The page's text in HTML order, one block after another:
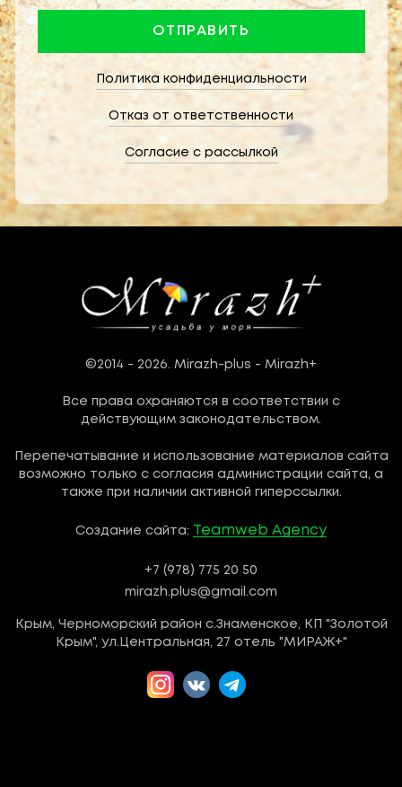
Политика конфиденциальности
Отказ от ответственности
Согласие с рассылкой
©2014 - 2026. Mirazh-plus - Mirazh+
Все права охраняются в соответствии с
действующим законодательством.
Перепечатывание и использование материалов сайта
возможно только с согласия администрации сайта, а
также при наличии активной гиперссылки.
Создание сайта: Teamweb Agency
+7 (978) 775 20 50
mirazh.plus@gmail.com
Крым, Черноморский район с.Знаменское, КП "Золотой
Крым", ул.Центральная, 27 отель "МИРАЖ+"